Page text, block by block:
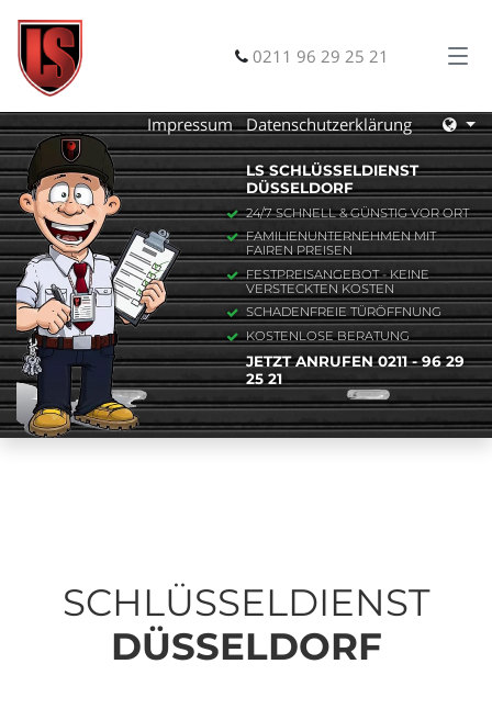
0211 96 29 25 21
Impressum Datenschutzerklärung
LS SCHLÜSSELDIENST
DÜSSELDORF
24/7 SCHNELL & GÜNSTIG VOR ORT
FAMILIENUNTERNEHMEN MIT
FAIREN PREISEN
FESTPREISANGEBOT - KEINE
VERSTECKTEN KOSTEN
SCHADENFREIE TÜRÖFFNUNG
KOSTENLOSE BERATUNG
JETZT ANRUFEN 0211 - 96 29
25 21
SCHLÜSSELDIENST
DÜSSELDORF